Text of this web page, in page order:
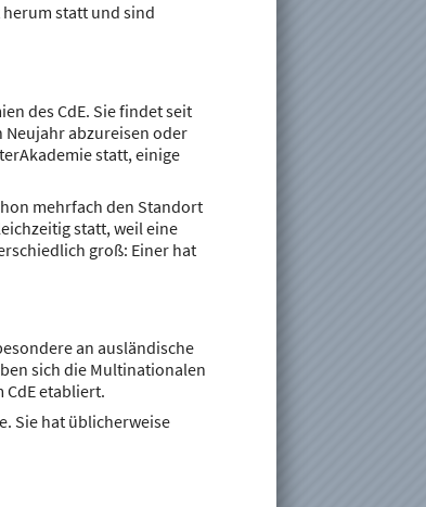
statt und sind
des CdE. Sie findet seit
Neujahr abzureisen oder
statt, einige
mehrfach den Standort
statt, weil eine
groß: Einer hat
an ausländische
sich die Multinationalen
CdE etabliert.
Sie hat üblicherweise